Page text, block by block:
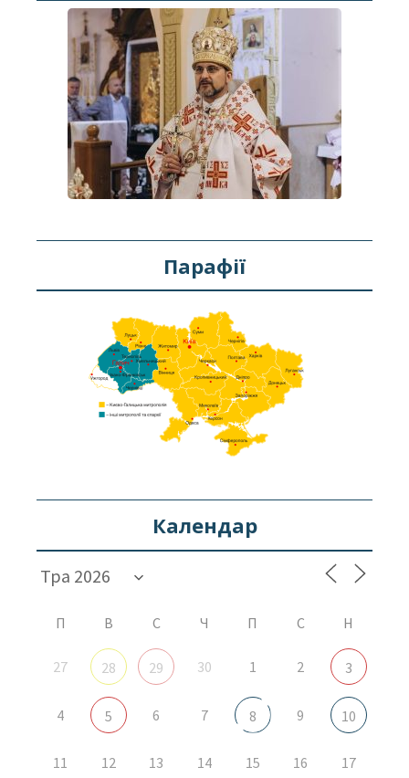
Парафії
Календар
П В С Ч П С Н
27 28 29 30 1 2 3
4 5 6 7 8 9 10
11 12 13 14 15 16 17